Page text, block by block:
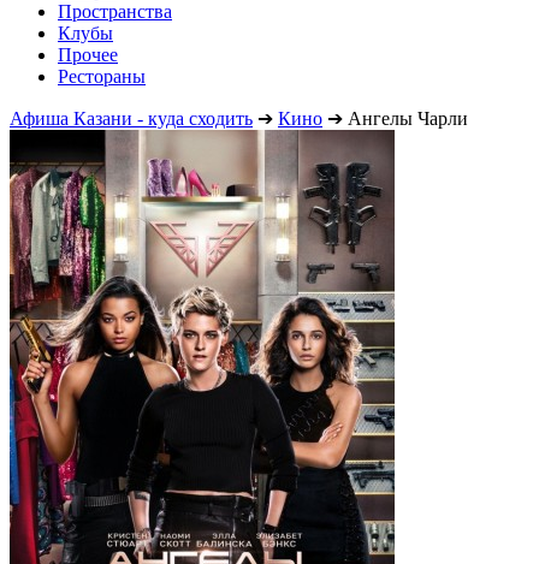
Пространства
Клубы
Прочее
Рестораны
Афиша Казани - куда сходить ➔ Кино ➔ Ангелы Чарли